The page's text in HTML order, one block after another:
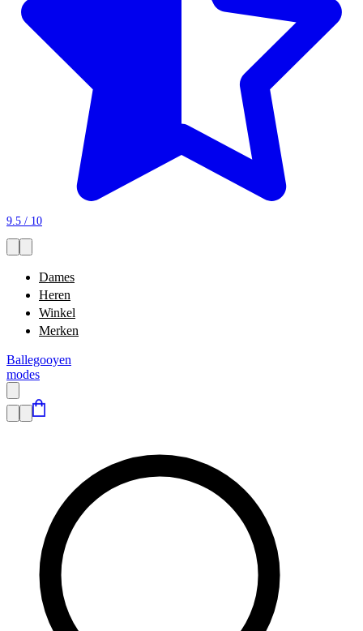
9.5 / 10
Dames
Heren
Winkel
Merken
Ballegooyen
modes